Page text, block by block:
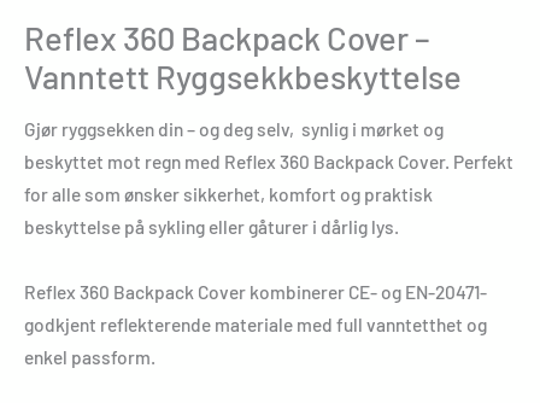
Reflex 360 Backpack Cover –
Vanntett Ryggsekkbeskyttelse
Gjør ryggsekken din – og deg selv, synlig i mørket og
beskyttet mot regn med Reflex 360 Backpack Cover. Perfekt
for alle som ønsker sikkerhet, komfort og praktisk
beskyttelse på sykling eller gåturer i dårlig lys.
Reflex 360 Backpack Cover kombinerer CE- og EN-20471-
godkjent reflekterende materiale med full vanntetthet og
enkel passform.